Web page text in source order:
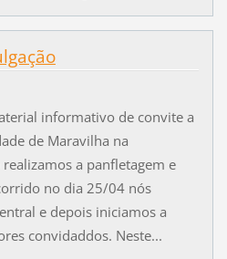
informativo de convite a
de Maravilha na
a panfletagem e
no dia 25/04 nós
e depois iniciamos a
convidaddos. Neste...